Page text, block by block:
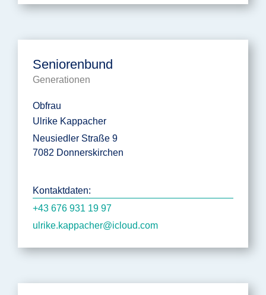
Seniorenbund
Generationen
Obfrau
Ulrike Kappacher
Neusiedler Straße 9
7082 Donnerskirchen
Kontaktdaten:
+43 676 931 19 97
ulrike.kappacher@icloud.com